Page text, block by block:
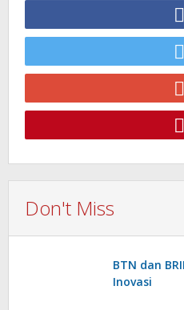
Don't Miss
BTN dan
Inovasi